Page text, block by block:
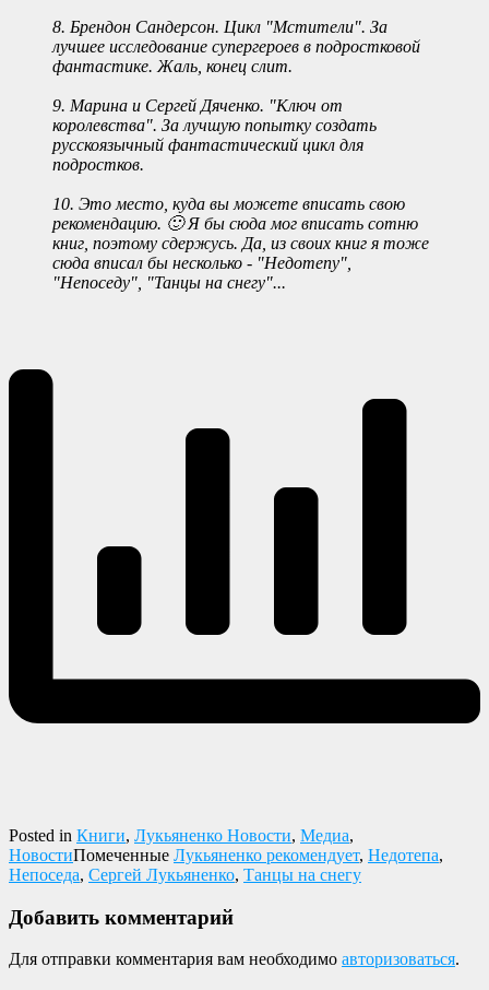
8. Брендон Сандерсон. Цикл "Мстители". За
лучшее исследование супергероев в подростковой
фантастике. Жаль, конец слит.
9. Марина и Сергей Дяченко. "Ключ от
королевства". За лучшую попытку создать
русскоязычный фантастический цикл для
подростков.
10. Это место, куда вы можете вписать свою
рекомендацию. 🙂 Я бы сюда мог вписать сотню
книг, поэтому сдержусь. Да, из своих книг я тоже
сюда вписал бы несколько - "Недотепу",
"Непоседу", "Танцы на снегу"...
Posted in Книги, Лукьяненко Новости, Медиа,
НовостиПомеченные Лукьяненко рекомендует, Недотепа,
Непоседа, Сергей Лукьяненко, Танцы на снегу
Добавить комментарий
Для отправки комментария вам необходимо авторизоваться.